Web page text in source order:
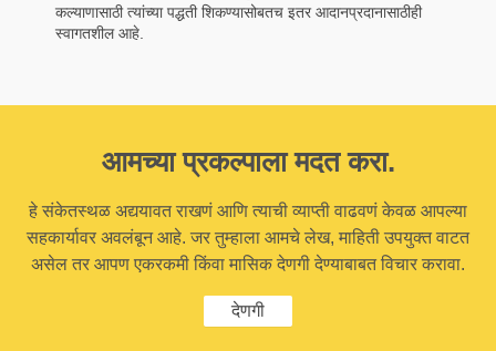
कल्याणासाठी त्यांच्या पद्धती शिकण्यासोबतच इतर आदानप्रदानासाठीही
स्वागतशील आहे.
आमच्या प्रकल्पाला मदत करा.
हे संकेतस्थळ अद्ययावत राखणं आणि त्याची व्याप्ती वाढवणं केवळ आपल्या
सहकार्यावर अवलंबून आहे. जर तुम्हाला आमचे लेख, माहिती उपयुक्त वाटत
असेल तर आपण एकरकमी किंवा मासिक देणगी देण्याबाबत विचार करावा.
देणगी